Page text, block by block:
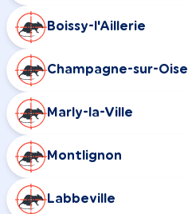
Boissy-l'Aillerie
Champagne-sur-Oise
Marly-la-Ville
Montlignon
Labbeville